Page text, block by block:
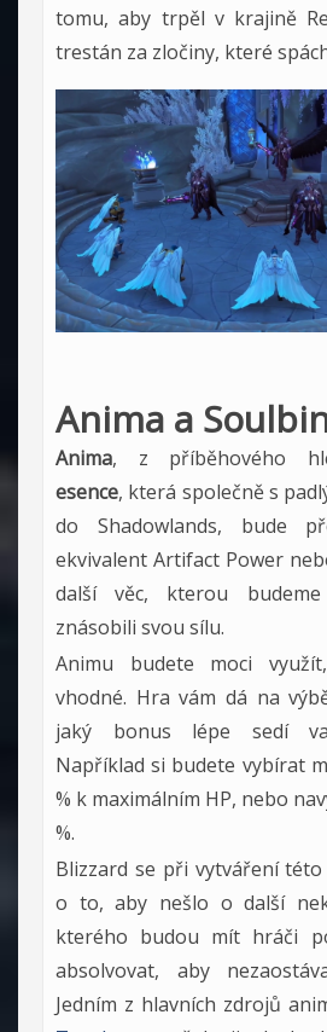
tomu, aby trpěl v krajině
trestán za zločiny, které
Anima a
Anima, z příběhového
esence, která společně s
do Shadowlands, bude
ekvivalent Artifact Power
další věc, kterou
znásobili svou sílu.
Animu budete moci
vhodné. Hra vám dá na
jaký bonus lépe sedí
Například si budete vybírat
% k maximálním HP, nebo
%.
Blizzard se při vytváření této
o to, aby nešlo o další
kterého budou mít hráči
absolvovat, aby
Jedním z hlavních zdrojů